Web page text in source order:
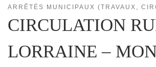
ARRÊTÉS MUNICIPAUX (TRAVAUX,
CIRCULATION
LORRAINE –